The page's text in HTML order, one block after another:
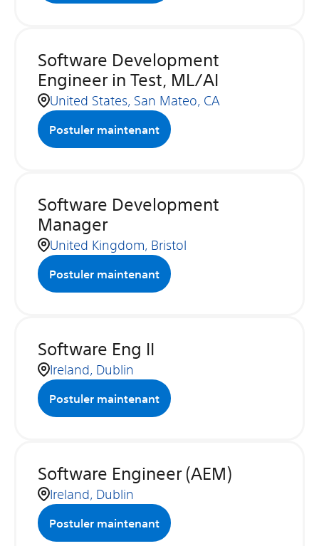
Software Development
Engineer in Test, ML/AI
United States, San Mateo, CA
Postuler maintenant
Software Development
Manager
United Kingdom, Bristol
Postuler maintenant
Software Eng II
Ireland, Dublin
Postuler maintenant
Software Engineer (AEM)
Ireland, Dublin
Postuler maintenant